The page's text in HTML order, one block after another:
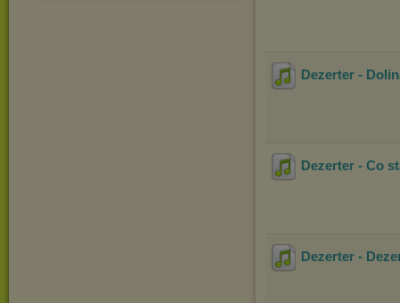
Dezerter -
Dezerter - Co
Dezerter -